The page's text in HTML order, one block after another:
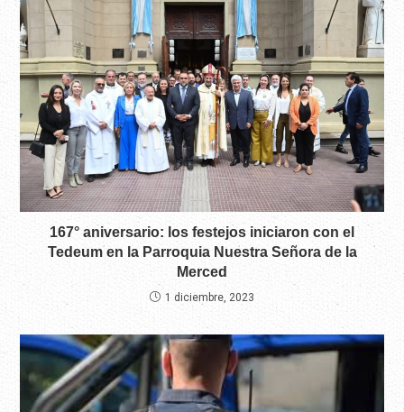
167° aniversario: los festejos iniciaron con el
Tedeum en la Parroquia Nuestra Señora de la
Merced
1 diciembre, 2023